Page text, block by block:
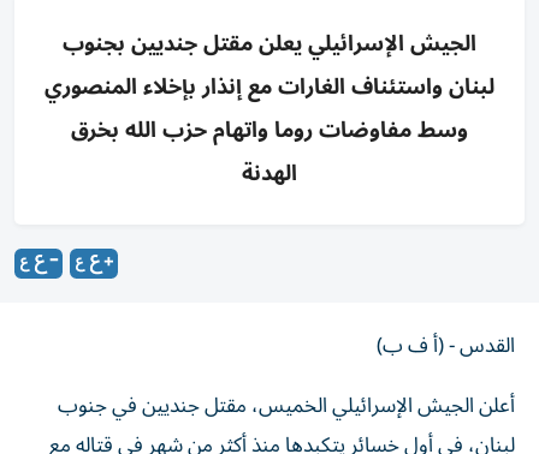
الجيش الإسرائيلي يعلن مقتل جنديين بجنوب
لبنان واستئناف الغارات مع إنذار بإخلاء المنصوري
وسط مفاوضات روما واتهام حزب الله بخرق
الهدنة
القدس - (أ ف ب)
أعلن الجيش الإسرائيلي الخميس، مقتل جنديين في جنوب